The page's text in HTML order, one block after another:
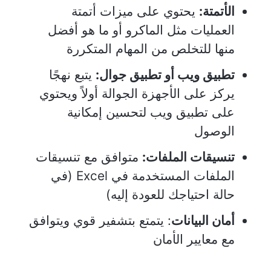
الأتمتة: يحتوي على ميزات أتمتة
العمليات مثل الماكرو أو ما هو أفضل
منها للتخلص من المهام المتكررة
تطبيق ويب أو تطبيق جوال: يتبع نهجًا
يركز على الأجهزة الجوالة أولاً ويحتوي
على تطبيق ويب لتحسين إمكانية
الوصول
تنسيقات الملفات: متوافق مع تنسيقات
الملفات المستخدمة في Excel (في
حالة احتياجك للعودة إليه)
أمان البيانات: يتمتع بتشفير قوي ويتوافق
مع معايير الأمان